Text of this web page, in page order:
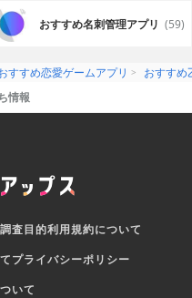
おすすめ名刺管理アプリ (59)
すすめ恋愛ゲームアプリ
おすすめ
情報
査目的利用規約について
プライバシーポリシー
いて